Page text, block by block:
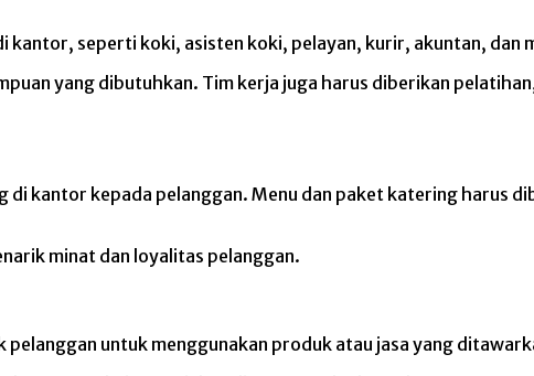
seperti koki, asisten koki, pelayan, kurir, akuntan, dan
yang dibutuhkan. Tim kerja juga harus diberikan
kantor kepada pelanggan. Menu dan paket katering harus
minat dan loyalitas pelanggan.
untuk menggunakan produk atau jasa yang